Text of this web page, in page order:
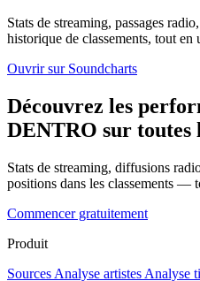
Stats de streaming, passages
historique de classements, tout en
Ouvrir sur Soundcharts
Découvrez les
DENTRO sur toutes
Stats de streaming, diffusions
positions dans les classements —
Commencer gratuitement
Produit
Sources Analyse artistes Analyse